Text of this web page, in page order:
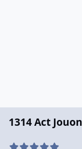
1314 Act